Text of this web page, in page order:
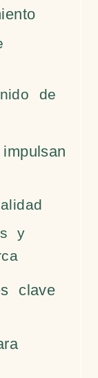
de
y
clave